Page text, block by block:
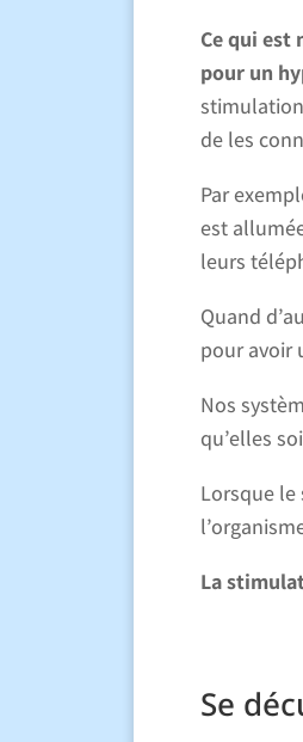
Ce qui
pour un
de les
Par
est
leurs
Quand
pour avoir
Nos
qu’elles
Lorsque le
La
Se